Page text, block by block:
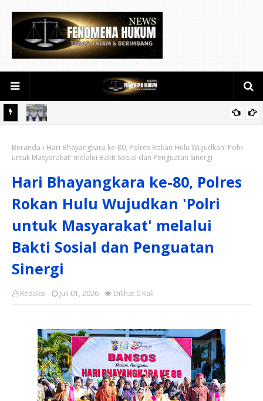
Motivasi Saat Apel Pagi
Beranda
Hari Bhayangkara ke-80, Polres Rokan Hulu Wujudkan 'Polri
untuk Masyarakat' melalui Bakti Sosial dan Penguatan Sinergi
Hari Bhayangkara ke-80, Polres
Rokan Hulu Wujudkan 'Polri
untuk Masyarakat' melalui
Bakti Sosial dan Penguatan
Sinergi
Redaksi Dilihat 0 Kali
Juli 01, 2026